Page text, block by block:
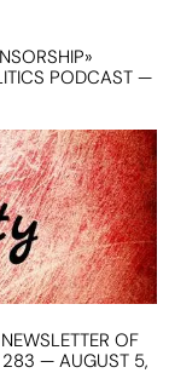
PODCAST —
OF
283 — AUGUST 5,